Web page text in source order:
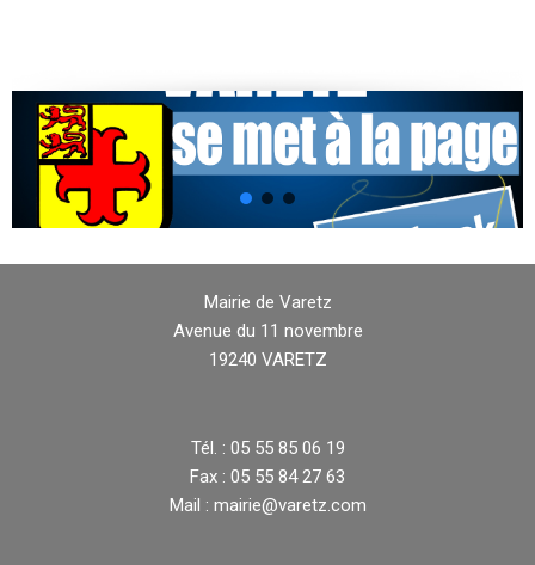
Mairie de Varetz
Avenue du 11 novembre
19240 VARETZ
Tél. : 05 55 85 06 19
Fax : 05 55 84 27 63
Mail : mairie@varetz.com